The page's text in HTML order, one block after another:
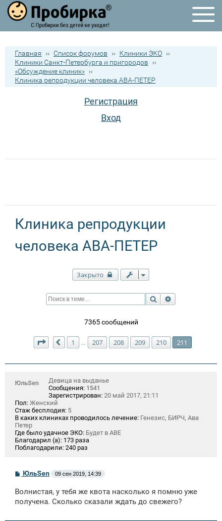
Главная ›› Список форумов ›› Клиники ЭКО ››
Клиники Санкт-Петербурга и пригородов
››
«Обсуждение клиник» ››
Клиника репродукции человека АВА-ПЕТЕР
Регистрация
Вход
Клиника репродукции
человека АВА-ПЕТЕР
Закрыто
Поиск
7365 сообщений
Страница 211 из211
Пред.
1 … 207 208 209 210 211
ЮльSen
Девица на выданье
Сообщения: 1541
Зарегистрирован: 20 май 2017, 21:11
Пол: Женский
Стаж бесплодия: 5
В каких клиниках проводилось лечение: Генезис, БИРЧ, Ава
Петер
Где было удачное ЭКО: Будет в АВЕ
Благодарил (а): 173 раза
Поблагодарили: 240 раз
С
б
щ
ЮльSen 09 сен 2019, 14:39
Волнистая, у тебя же квота насколько я помню уже
получена. Сколько сказали ждать до свежего?